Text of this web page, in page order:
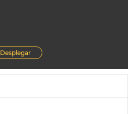
Desplegar